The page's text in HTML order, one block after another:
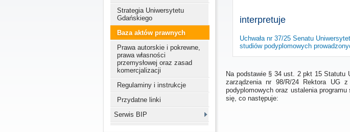
Strategia Uniwersytetu
Gdańskiego
Baza aktów prawnych
Prawa autorskie i pokrewne,
prawa własności
przemysłowej oraz zasad
komercjalizacji
Regulaminy i instrukcje
Przydatne linki
Serwis BIP
interpretuje
Uchwała nr 37/25 Senatu
studiów podyplomowych
Na podstawie § 34 ust. 2 pkt 15 Statutu
zarządzenia nr 98/R/24 Rektora UG
podyplomowych oraz ustalenia
się, co następuje: